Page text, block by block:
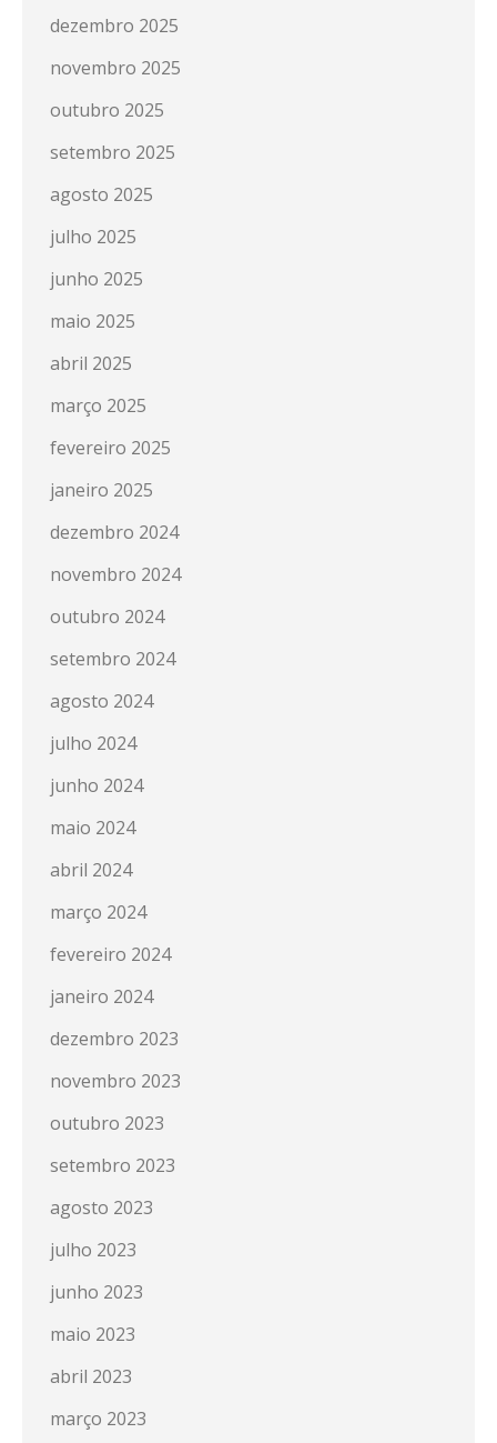
dezembro 2025
novembro 2025
outubro 2025
setembro 2025
agosto 2025
julho 2025
junho 2025
maio 2025
abril 2025
março 2025
fevereiro 2025
janeiro 2025
dezembro 2024
novembro 2024
outubro 2024
setembro 2024
agosto 2024
julho 2024
junho 2024
maio 2024
abril 2024
março 2024
fevereiro 2024
janeiro 2024
dezembro 2023
novembro 2023
outubro 2023
setembro 2023
agosto 2023
julho 2023
junho 2023
maio 2023
abril 2023
março 2023